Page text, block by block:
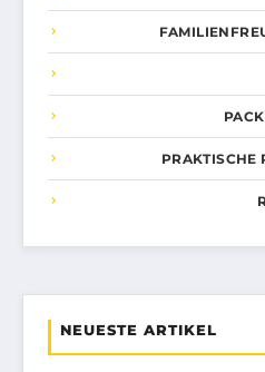
PRAKTISCHE
NEUESTE ARTIKEL